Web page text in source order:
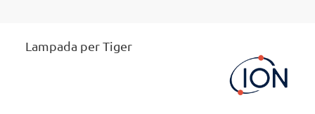
Lampada per Tiger